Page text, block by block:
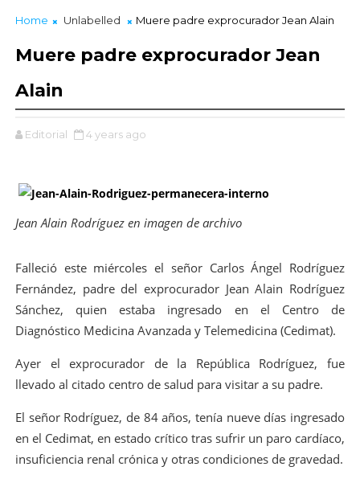
Home Unlabelled Muere padre exprocurador Jean Alain
Muere padre exprocurador Jean
Alain
Editorial 4 years ago
Jean Alain Rodríguez en imagen de archivo
Falleció este miércoles el señor Carlos Ángel Rodríguez
Fernández, padre del exprocurador Jean Alain Rodríguez
Sánchez, quien estaba ingresado en el Centro de
Diagnóstico Medicina Avanzada y Telemedicina (Cedimat).
Ayer el exprocurador de la República Rodríguez, fue
llevado al citado centro de salud para visitar a su padre.
El señor Rodríguez, de 84 años, tenía nueve días ingresado
en el Cedimat, en estado crítico tras sufrir un paro cardíaco,
insuficiencia renal crónica y otras condiciones de gravedad.